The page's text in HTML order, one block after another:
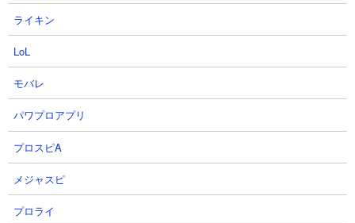
３．射程410を超える敵を相手にするときは倒されることも覚悟で
プレミアムケリ姫号CCはLv50で75,600と大狂乱ジャラミに迫る体
は決して安全圏とはいえません。長射程の敵が混ざるステージで
は被弾が多くなり、それほど長生きできずに倒されてしまうこと
も多くなります。そういったステージでは敵主力が出てくるまで
の使い捨ての資金稼ぎ要員として割り切ってもよいかも。
４．ケリ姫サービス終了により今後は入手不可の可能性が
コラボ元である「ケリ姫スイーツ」が2026年1月末にてサービス
ライキン
LoL
モバレ
パワプロアプリ
プロスピA
メジャスピ
プロライ